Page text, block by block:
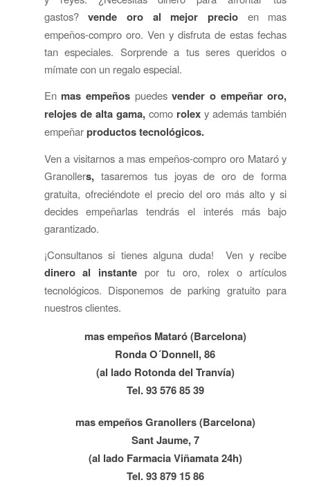
gastos?vende oro al mejor precio en mas
empeños-compro oro. Ven y disfruta de estas fechas
tan especiales. Sorprende a tus seres queridos o
mímate con un regalo especial.
En mas empeñospuedesvender o empeñar oro,
relojes de alta gama, como rolex y además también
empeñarproductos tecnológicos.
Ven a visitarnos a mas empeños-compro oro Mataró y
Granollers, tasaremos tus joyas de oro de forma
gratuita, ofreciéndote el precio del oro más alto y si
decides empeñarlas tendrás el interés más bajo
garantizado.
¡Consultanos si tienes alguna duda! Ven y recibe
dinero al instante por tu oro, rolex o artículos
tecnológicos. Disponemos de parking gratuito para
nuestros clientes.
mas empeños Mataró (Barcelona)
Ronda O´Donnell, 86
(al lado Rotonda del Tranvía)
Tel. 93 576 85 39
mas empeños Granollers (Barcelona)
Sant Jaume, 7
(al lado Farmacia Viñamata 24h)
Tel. 93 879 15 86